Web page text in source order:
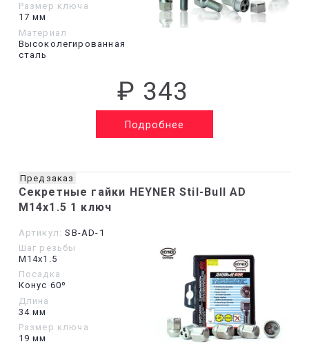
Размер ключа
17 мм
Материал
Высоколегированная
сталь
₽ 343
Подробнее
Секретные гайки HEYNER Stil-Bull AD
M14x1.5 1 ключ
Артикул: SB-AD-1
Шаг резьбы
М14х1.5
Посадка
Конус 60º
Длина
34 мм
Размер ключа
19 мм
Предзаказ